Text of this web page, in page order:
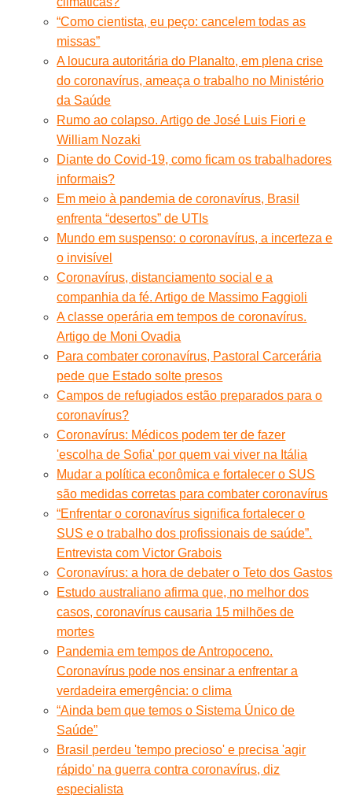
“Como cientista, eu peço: cancelem todas as
missas”
A loucura autoritária do Planalto, em plena crise
do coronavírus, ameaça o trabalho no Ministério
da Saúde
Rumo ao colapso. Artigo de José Luis Fiori e
William Nozaki
Diante do Covid-19, como ficam os trabalhadores
informais?
Em meio à pandemia de coronavírus, Brasil
enfrenta “desertos” de UTIs
Mundo em suspenso: o coronavírus, a incerteza e
o invisível
Coronavírus, distanciamento social e a
companhia da fé. Artigo de Massimo Faggioli
A classe operária em tempos de coronavírus.
Artigo de Moni Ovadia
Para combater coronavírus, Pastoral Carcerária
pede que Estado solte presos
Campos de refugiados estão preparados para o
coronavírus?
Coronavírus: Médicos podem ter de fazer
'escolha de Sofia' por quem vai viver na Itália
Mudar a política econômica e fortalecer o SUS
são medidas corretas para combater coronavírus
“Enfrentar o coronavírus significa fortalecer o
SUS e o trabalho dos profissionais de saúde”.
Entrevista com Victor Grabois
Coronavírus: a hora de debater o Teto dos Gastos
Estudo australiano afirma que, no melhor dos
casos, coronavírus causaria 15 milhões de
mortes
Pandemia em tempos de Antropoceno.
Coronavírus pode nos ensinar a enfrentar a
verdadeira emergência: o clima
“Ainda bem que temos o Sistema Único de
Saúde”
Brasil perdeu 'tempo precioso' e precisa 'agir
rápido' na guerra contra coronavírus, diz
especialista